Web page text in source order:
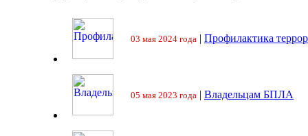
03 мая 2024 года | Профилактика
05 мая 2023 года | Владельцам БПЛА